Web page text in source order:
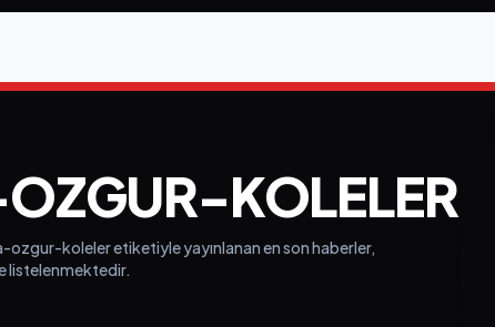
KOLELER
koleler etiketiyle yayınlanan en son haberler,
listelenmektedir.